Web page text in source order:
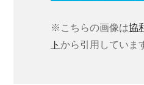
※こちらの画像は協
ト から引用していま